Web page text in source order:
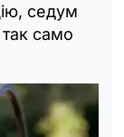
седум
само